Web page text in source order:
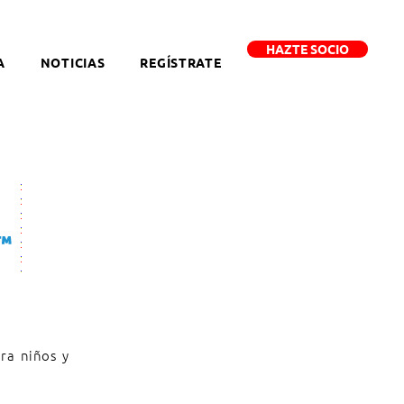
NOTICIAS REGÍSTRATE
HAZTE SOCIO
niños y